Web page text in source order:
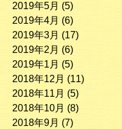
2019年5月 (5)
2019年4月 (6)
2019年3月 (17)
2019年2月 (6)
2019年1月 (5)
2018年12月 (11)
2018年11月 (5)
2018年10月 (8)
2018年9月 (7)